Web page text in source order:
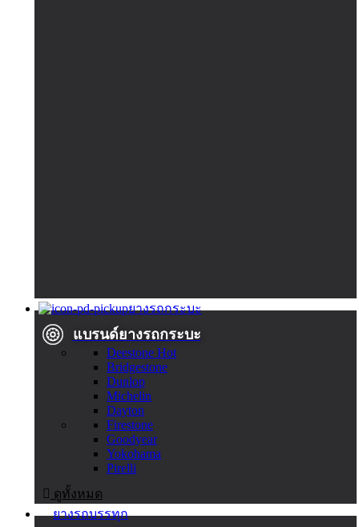
ยางรถกระบะ
แบรนด์ยางรถกระบะ
Deestone Hot
Bridgestone
Dunlop
Michelin
Dayton
Firestone
Goodyear
Yokohama
Pirelli
ดูทั้งหมด
ยางรถบรรทุก